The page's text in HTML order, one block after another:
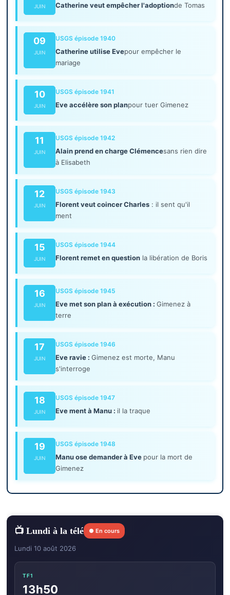
JUIN Catherine veut empêcher l'adoptionde Tomas
09
JUIN
USGS épisode 1940
Catherine utilise Evepour empêcher le
mariage
10
JUIN
USGS épisode 1941
Eve accélère son planpour tuer Gimenez
11
JUIN
USGS épisode 1942
Alain prend en charge Clémencesans rien dire
à Elisabeth
12
JUIN
USGS épisode 1943
Florent veut coincer Charles : il sent qu'il
ment
15
JUIN
USGS épisode 1944
Florent remet en question la libération de Boris
16
JUIN
USGS épisode 1945
Eve met son plan à exécution :Gimenez à
terre
17
JUIN
USGS épisode 1946
Eve ravie :Gimenez est morte, Manu
s'interroge
18
JUIN
USGS épisode 1947
Eve ment à Manu : il la traque
19
JUIN
USGS épisode 1948
Manu ose demander à Eve pour la mort de
Gimenez
📺 Lundi à la télé ● En cours
Lundi 10 août 2026
TF1
13h50